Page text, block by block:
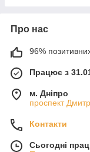
Про нас
96% позитивних
Працює з
м. Дніпро
проспект
Контакти
Сьогодні